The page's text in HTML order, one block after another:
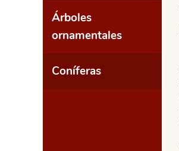
Árboles
ornamentales
Coníferas